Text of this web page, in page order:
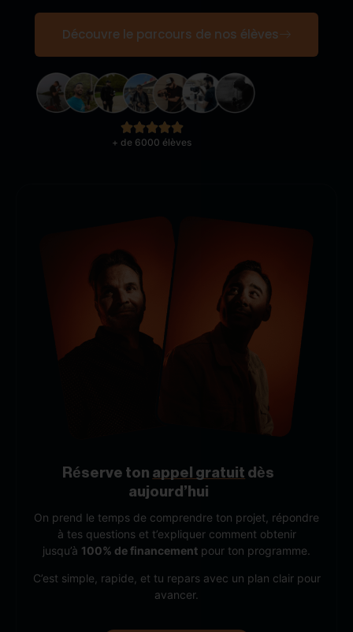
Découvre le parcours de nos élèves
+ de 6000 élèves
Réserve ton appel gratuit dès
aujourd’hui
On prend le temps de comprendre ton projet, répondre
à tes questions et t’expliquer comment obtenir
jusqu’à 100% de financement pour ton programme.
C’est simple, rapide, et tu repars avec un plan clair pour
avancer.